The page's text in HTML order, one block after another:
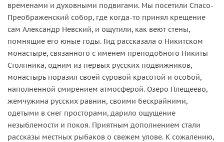
временами и духовными подвигами. Мы посетили Спасо-
Преображенский собор, где когда-то принял крещение
сам Александр Невский, и ощутили, как веют стены,
помнящие его юные годы. Гид рассказала о Никитском
монастыре, связанного с именем преподобного Никиты
Столпника, одним из первых русских подвижников,
монастырь поразил своей суровой красотой и особой,
наполненной смирением атмосферой. Озеро Плещеево,
жемчужина русских равнин, своими бескрайними,
одетыми в снег просторами, дарило ощущение
незыблемости и покоя. Приятным дополнением стали
рассказы местных рыбаков о свежем улове. К сожалению,